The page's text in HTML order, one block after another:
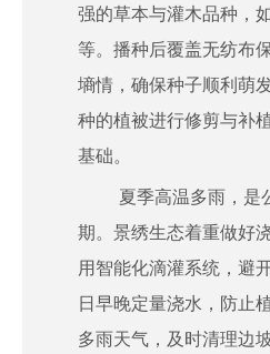
强的草本与灌木品种，
等。播种后覆盖无纺布
墒情，确保种子顺利萌
种的植被进行修剪与补
基础。
夏季高温多雨，是
期。景绣生态着重做好
用智能化滴灌系统，避
日早晚定量浇水，防止
多雨天气，及时清理边